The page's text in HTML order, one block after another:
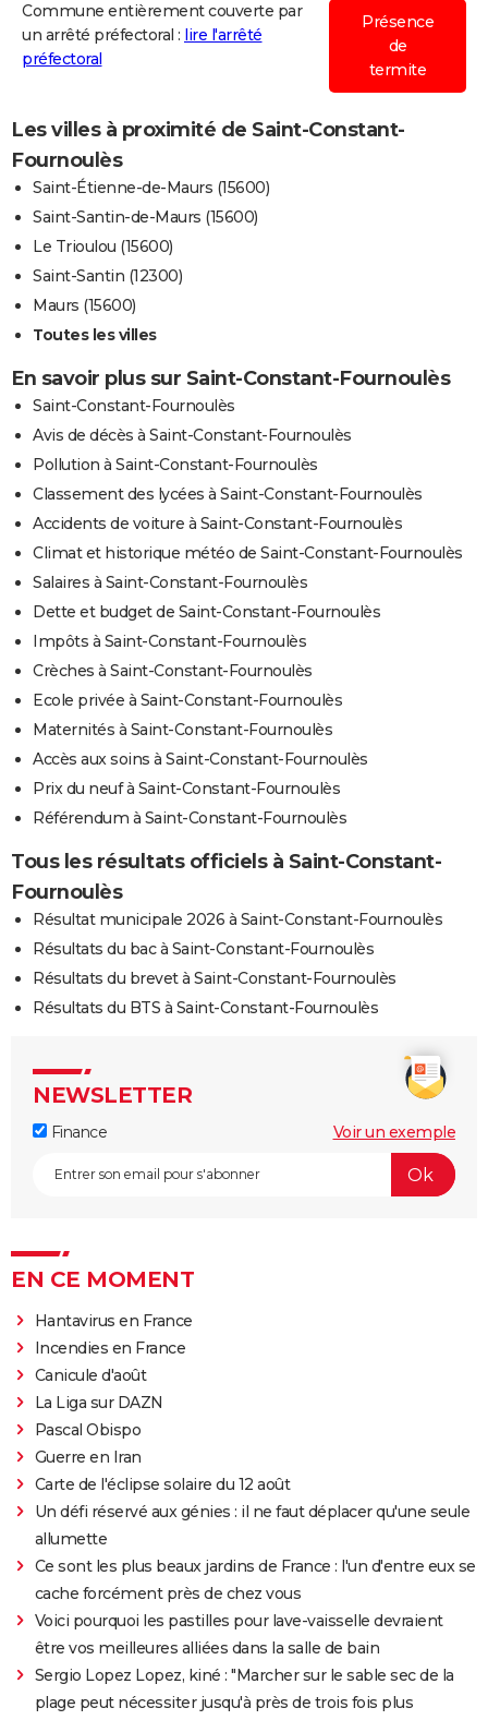
Commune entièrement couverte par
un arrêté préfectoral : lire l'arrêté
préfectoral
Présence
de
termite
Les villes à proximité de Saint-Constant-
Fournoulès
Saint-Étienne-de-Maurs (15600)
Saint-Santin-de-Maurs (15600)
Le Trioulou (15600)
Saint-Santin (12300)
Maurs (15600)
Toutes les villes
En savoir plus sur Saint-Constant-Fournoulès
Saint-Constant-Fournoulès
Avis de décès à Saint-Constant-Fournoulès
Pollution à Saint-Constant-Fournoulès
Classement des lycées à Saint-Constant-Fournoulès
Accidents de voiture à Saint-Constant-Fournoulès
Climat et historique météo de Saint-Constant-Fournoulès
Salaires à Saint-Constant-Fournoulès
Dette et budget de Saint-Constant-Fournoulès
Impôts à Saint-Constant-Fournoulès
Crèches à Saint-Constant-Fournoulès
Ecole privée à Saint-Constant-Fournoulès
Maternités à Saint-Constant-Fournoulès
Accès aux soins à Saint-Constant-Fournoulès
Prix du neuf à Saint-Constant-Fournoulès
Référendum à Saint-Constant-Fournoulès
Tous les résultats officiels à Saint-Constant-
Fournoulès
Résultat municipale 2026 à Saint-Constant-Fournoulès
Résultats du bac à Saint-Constant-Fournoulès
Résultats du brevet à Saint-Constant-Fournoulès
Résultats du BTS à Saint-Constant-Fournoulès
NEWSLETTER
Finance Voir un exemple
EN CE MOMENT
Hantavirus en France
Incendies en France
Canicule d'août
La Liga sur DAZN
Pascal Obispo
Guerre en Iran
Carte de l'éclipse solaire du 12 août
Un défi réservé aux génies : il ne faut déplacer qu'une seule
allumette
Ce sont les plus beaux jardins de France : l'un d'entre eux se
cache forcément près de chez vous
Voici pourquoi les pastilles pour lave-vaisselle devraient
être vos meilleures alliées dans la salle de bain
Sergio Lopez Lopez, kiné : "Marcher sur le sable sec de la
plage peut nécessiter jusqu'à près de trois fois plus